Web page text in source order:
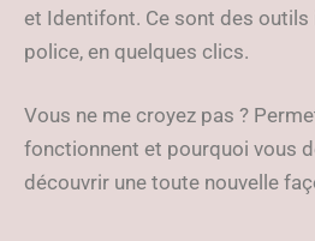
et Identifont. Ce sont des outils
police, en quelques clics.
Vous ne me croyez pas ?
fonctionnent et pourquoi vous
découvrir une toute nouvelle